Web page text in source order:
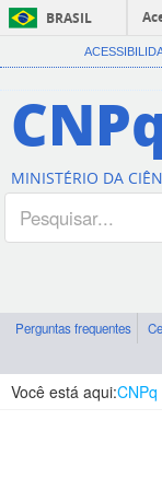
BRASIL
MINISTÉRIO DA
Perguntas frequentes
Você está aqui:CNPq